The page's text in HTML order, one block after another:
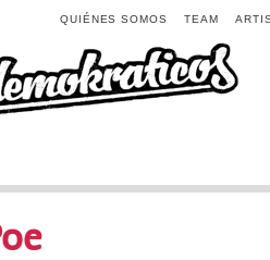
TEAM
QUIÉNES SOMOS